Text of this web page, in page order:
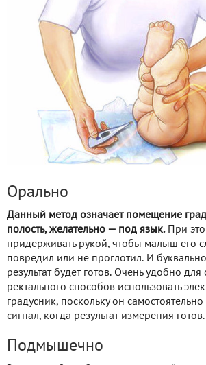
Орально
Данный метод означает помещение
полость, желательно — под язык.При
придерживать рукой, чтобы малыш его
повредил или не проглотил. И
результат будет готов. Очень удобно для
ректального способов использовать
градусник, поскольку он
сигнал, когда результат измерения готов.
Подмышечно